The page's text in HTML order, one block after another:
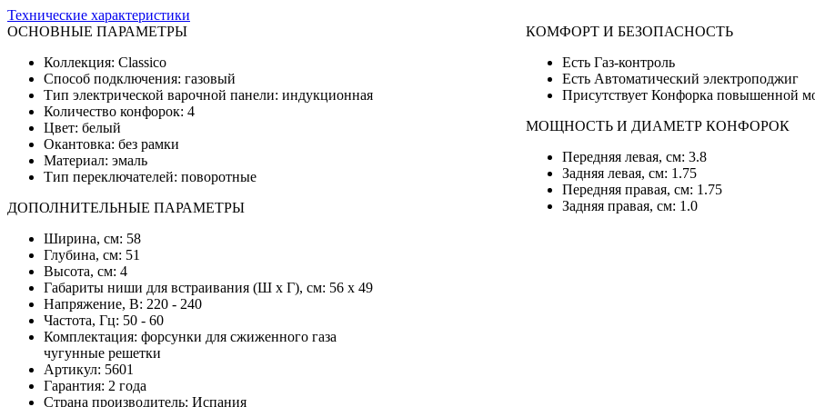
Технические характеристики
ОСНОВНЫЕ ПАРАМЕТРЫ
Коллекция: Classico
Способ подключения: газовый
Тип электрической варочной панели: индукционная
Количество конфорок: 4
Цвет: белый
Окантовка: без рамки
Материал: эмаль
Тип переключателей: поворотные
КОМФОРТ И БЕЗОПАСНОСТЬ
Есть Газ-контроль
Есть Автоматический электроподжиг
Присутствует Конфорка повышенной
МОЩНОСТЬ И ДИАМЕТР КОНФОРОК
Передняя левая, см: 3.8
Задняя левая, см: 1.75
Передняя правая, см: 1.75
Задняя правая, см: 1.0
ДОПОЛНИТЕЛЬНЫЕ ПАРАМЕТРЫ
Ширина, см: 58
Глубина, см: 51
Высота, см: 4
Габариты ниши для встраивания (Ш х Г), см: 56 x 49
Напряжение, В: 220 - 240
Частота, Гц: 50 - 60
Комплектация: форсунки для сжиженного газа
чугунные решетки
Артикул: 5601
Гарантия: 2 года
Страна производитель: Испания